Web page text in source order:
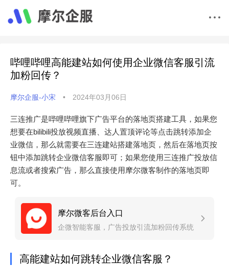
哔哩哔哩高能建站如何使用企业微信客服引流
加粉回传？
摩尔企服-小宋 • 2024年03月06日
三连推广是哔哩哔哩旗下广告平台的落地页搭建工具，如果您
想要在bilibili投放视频直播、达人置顶评论等点击跳转添加企
业微信，那么就需要在三连建站搭建落地页，然后在落地页按
钮中添加跳转企业微信客服即可；如果您使用三连推广投放信
息流或者搜索广告，那么直接使用摩尔微客制作的落地页即
可。
摩尔微客后台入口
企微智能客服，广告投放引流加粉回传系统
高能建站如何跳转企业微信客服？